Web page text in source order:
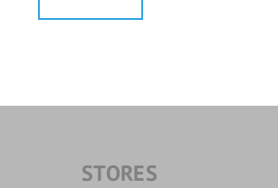
STORES